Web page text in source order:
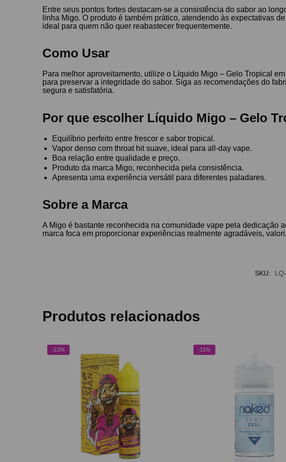
Entre seus pontos fortes destacam-se a consistência do sabor ao
linha Migo. O produto é também prático, atendendo às expectativas
ideal para quem não quer reabastecer frequentemente.
Como Usar
Para melhor aproveitamento, utilize o Líquido Migo – Gelo Tropical
para preservar a integridade do sabor. Siga as recomendações do
segura e satisfatória.
Por que escolher Líquido Migo – Gelo
Equilíbrio perfeito entre frescor e sabor tropical.
Vapor denso com throat hit suave, ideal para all-day vape.
Boa relação entre qualidade e preço.
Produto da marca Migo, reconhecida pela consistência.
Apresenta uma experiência versátil para diferentes paladares.
Sobre a Marca
A Migo é bastante reconhecida na comunidade vape pela dedicação
marca foca em proporcionar experiências realmente agradáveis,
SKU:
Produtos relacionados
-22% -11%